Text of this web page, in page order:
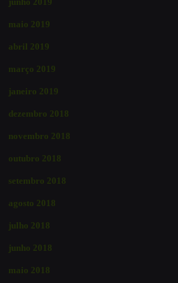
maio 2019
abril 2019
março 2019
janeiro 2019
dezembro 2018
novembro 2018
outubro 2018
setembro 2018
agosto 2018
julho 2018
junho 2018
maio 2018